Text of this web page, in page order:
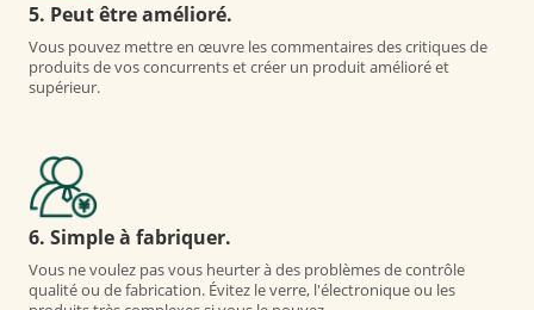
5. Peut être amélioré.
Vous pouvez mettre en œuvre les commentaires des critiques de
produits de vos concurrents et créer un produit amélioré et
supérieur.
6. Simple à fabriquer.
Vous ne voulez pas vous heurter à des problèmes de contrôle
qualité ou de fabrication. Évitez le verre, l'électronique ou les